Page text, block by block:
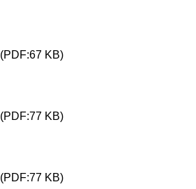
(PDF:67 KB)
(PDF:77 KB)
(PDF:77 KB)